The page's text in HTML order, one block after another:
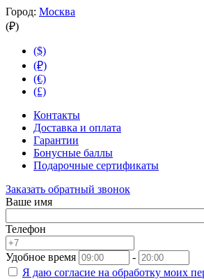
Город: Москва
(₽)
($)
(₽)
(€)
(£)
Контакты
Доставка и оплата
Гарантии
Бонусные баллы
Подарочные сертификаты
Заказать обратный звонок
Ваше имя
Телефон
Удобное время
-
Я даю согласие на обработку моих